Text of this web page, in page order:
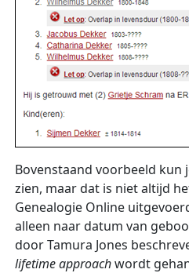
Bovenstaand voorbeeld kun
zien, maar dat is niet altijd
Genealogie Online
alleen naar datum van
door Tamura Jones
lifetime approachwordt